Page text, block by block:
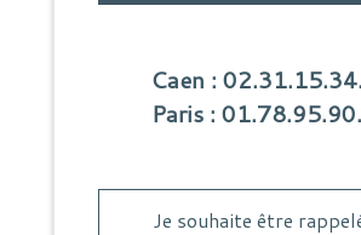
Caen :
Paris :
Je souhaite être